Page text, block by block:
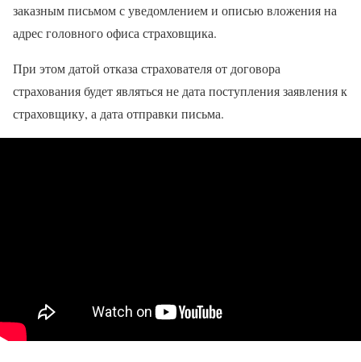
заказным письмом с уведомлением и описью вложения на
адрес головного офиса страховщика.
При этом датой отказа страхователя от договора
страхования будет являться не дата поступления заявления к
страховщику, а дата отправки письма.